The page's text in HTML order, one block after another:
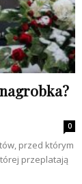
0
przed którym
przeplatają